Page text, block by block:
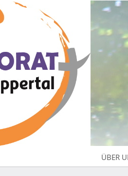
ÜBER